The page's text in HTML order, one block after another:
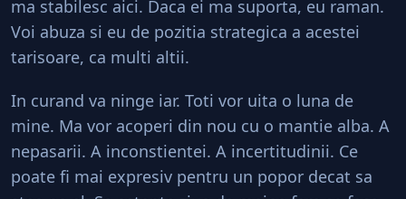
ma stabilesc aici. Daca ei ma suporta, eu raman.
Voi abuza si eu de pozitia strategica a acestei
tarisoare, ca multi altii.
In curand va ninge iar. Toti vor uita o luna de
mine. Ma vor acoperi din nou cu o mantie alba. A
nepasarii. A inconstientei. A incertitudinii. Ce
poate fi mai expresiv pentru un popor decat sa